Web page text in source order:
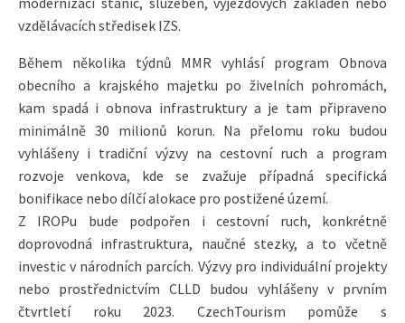
vzdělávacích středisek IZS.
Během několika týdnů MMR vyhlásí program Obnova
obecního a krajského majetku po živelních pohromách,
kam spadá i obnova infrastruktury a je tam připraveno
minimálně 30 milionů korun. Na přelomu roku budou
vyhlášeny i tradiční výzvy na cestovní ruch a program
rozvoje venkova, kde se zvažuje případná specifická
bonifikace nebo dílčí alokace pro postižené území.
Z IROPu bude podpořen i cestovní ruch, konkrétně
doprovodná infrastruktura, naučné stezky, a to včetně
investic v národních parcích. Výzvy pro individuální projekty
nebo prostřednictvím CLLD budou vyhlášeny v prvním
čtvrtletí roku 2023. CzechTourism pomůže s